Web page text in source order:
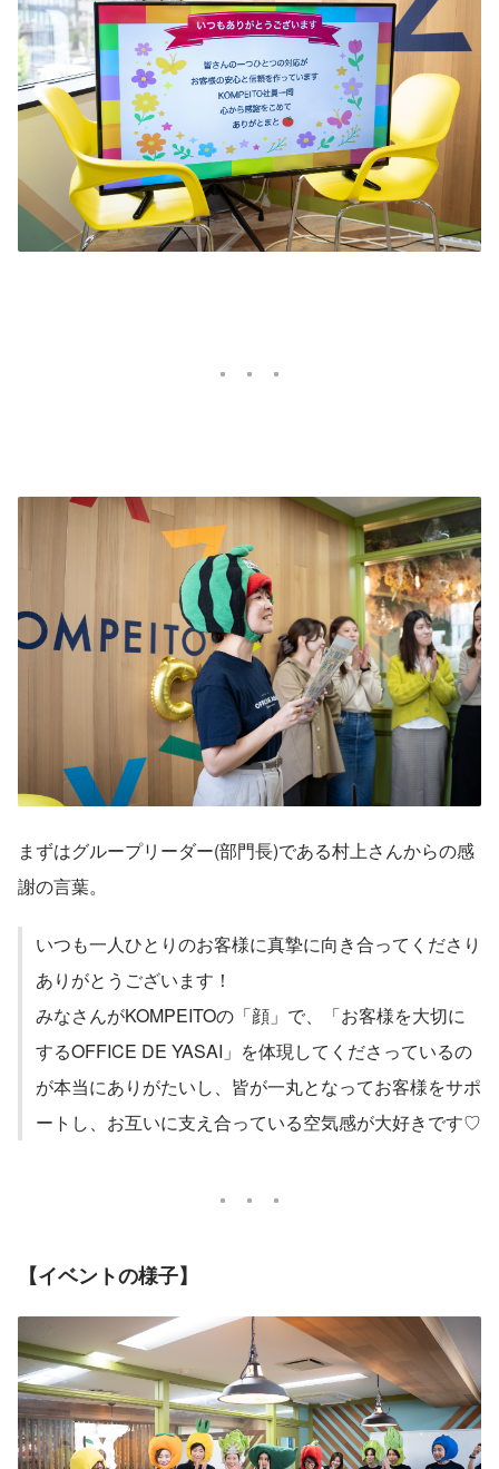
YASAI”はそんなオフィスワーカーの課題
を解決するサービスです。 OFFICE DE
YASAIは、オフィス内で手軽に食べられ
る1人分の野菜やフルーツを中心に、お
いしい『ヘルシーフード』を毎週企業に
お届けし、オフィスワーカーや企業の健
康維持・向上をお手伝いしています。
「朝ご飯代わりに」「ランチに一品追
加」「休憩時間のお菓子代わりに」
等々、働く合間の様々なシーンで気軽に
おいしく楽しく食べていただけるサラダ
やフルーツ。 レンジで温める惣菜類や、
野菜・果物ベースの飲料やスイーツ、サ
にご愛用いただいています！ またこれま
まずはグループリーダー(部門長)である村上さんからの感
謝の言葉。
いつも一人ひとりのお客様に真摯に向き合ってくださり
ありがとうございます！
みなさんがKOMPEITOの「顔」で、「お客様を大切に
するOFFICE DE YASAI」を体現してくださっているの
が本当にありがたいし、皆が一丸となってお客様をサポ
ートし、お互いに支え合っている空気感が大好きです♡
【イベントの様子】